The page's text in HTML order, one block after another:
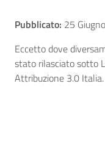
Pubblicato: 25
Eccetto dove
stato rilasciato sotto
Attribuzione 3.0 Italia.